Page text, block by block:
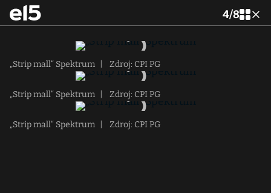
4/8
„Strip mall“ Spektrum Zdroj: CPI PG
„Strip mall“ Spektrum Zdroj: CPI PG
„Strip mall“ Spektrum Zdroj: CPI PG